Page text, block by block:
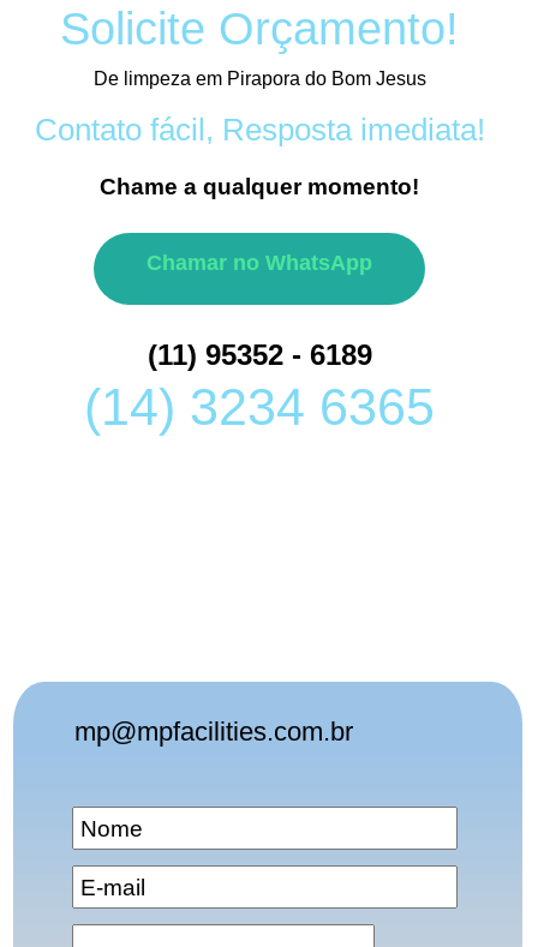
Solicite Orçamento!
De limpeza em Pirapora do Bom Jesus
Contato fácil, Resposta imediata!
Chame a qualquer momento!
Chamar no WhatsApp
(11) 95352 - 6189
(14) 3234 6365
mp@mpfacilities.com.br